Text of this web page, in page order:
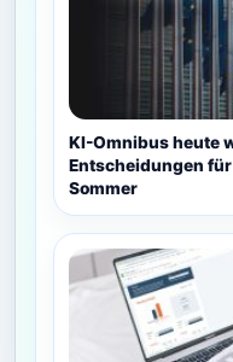
KI-Omnibus heute
Entscheidungen für
Sommer